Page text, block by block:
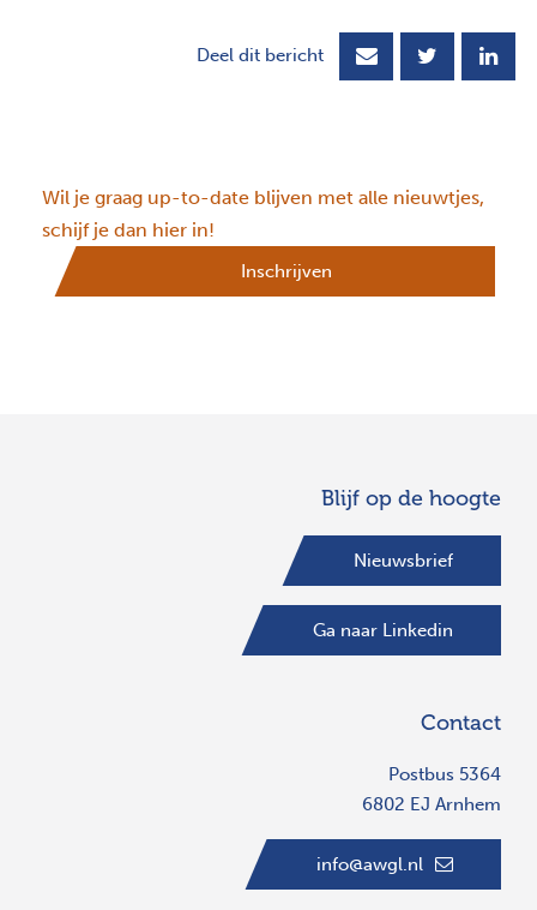
Deel dit bericht
Wil je graag up-to-date blijven met alle nieuwtjes,
schijf je dan hier in!
Inschrijven
Blijf op de hoogte
Nieuwsbrief
Ga naar Linkedin
Contact
Postbus 5364
6802 EJ Arnhem
info@awgl.nl